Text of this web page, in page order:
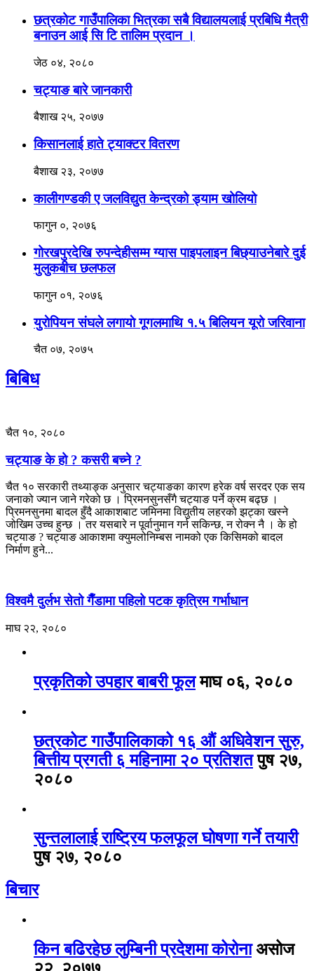
छत्रकोट गाउँपालिका भित्रका सबै विद्यालयलाई प्रबिधि मैत्री
बनाउन आई सि टि तालिम प्रदान ।
जेठ ०४, २०८०
चट्याङ बारे जानकारी
बैशाख २५, २०७७
किसानलाई हाते ट्याक्टर वितरण
बैशाख २३, २०७७
कालीगण्डकी ए जलविद्युत केन्द्रको ड्याम खोलियो
फागुन ०, २०७६
गोरखपुरदेखि रुपन्देहीसम्म ग्यास पाइपलाइन बिछ्याउनेबारे दुई
मुलुकबीच छलफल
फागुन ०१, २०७६
युराेपियन संघले लगायाे गूगलमाथि १.५ बिलियन यूरो जरिवाना
चैत ०७, २०७५
बिबिध
चैत १०, २०८०
चट्याङ के हो ? कसरी बच्ने ?
चैत १० सरकारी तथ्याङ्क अनुसार चट्याङका कारण हरेक वर्ष सरदर एक सय
जनाको ज्यान जाने गरेको छ । प्रिमनसुनसँगै चट्याङ पर्ने क्रम बढ्छ ।
प्रिमनसुनमा बादल हुँदै आकाशबाट जमिनमा विद्युतीय लहरको झट्का खस्ने
जोखिम उच्च हुन्छ । तर यसबारे न पूर्वानुमान गर्न सकिन्छ, न रोक्न नै । के हो
चट्याङ ? चट्याङ आकाशमा क्युमलोनिम्बस नामको एक किसिमको बादल
निर्माण हुने...
विश्वमै दुर्लभ सेतो गैँडामा पहिलो पटक कृत्रिम गर्भाधान
माघ २२, २०८०
प्रकृतिको उपहार बाबरी फूलमाघ ०६, २०८०
छत्रकोट गाउँपालिकाको १६ औं अधिवेशन सुरु,
बित्तीय प्रगती ६ महिनामा २० प्रतिशतपुष २७,
२०८०
सुन्तलालाई राष्ट्रिय फलफूल घोषणा गर्ने तयारी
पुष २७, २०८०
बिचार
किन बढिरहेछ लुम्बिनी प्रदेशमा कोरोनाअसोज